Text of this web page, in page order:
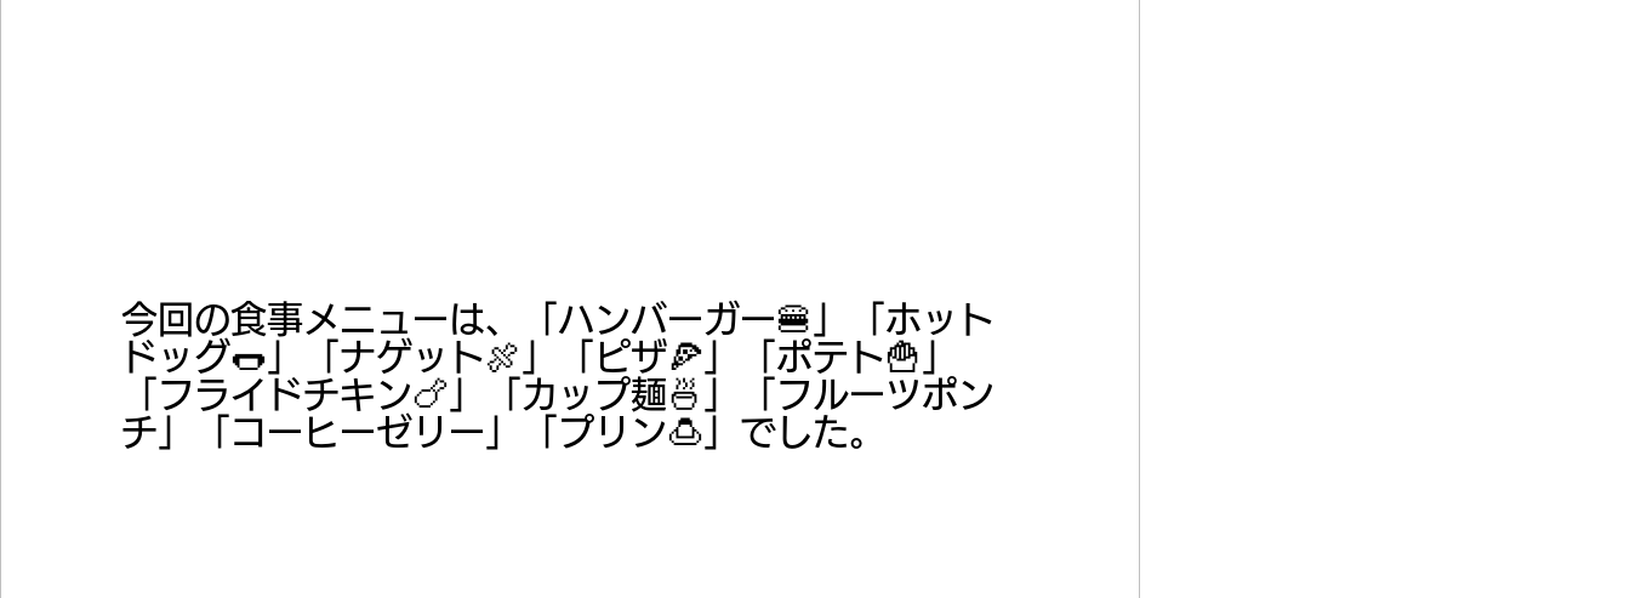
今回の食事メニューは、「ハンバーガー🍔」「ホット
ドッグ🌭」「ナゲット🍖」「ピザ🍕」「ポテト🍟」
「フライドチキン🍗」「カップ麺🍜」「フルーツポン
チ」「コーヒーゼリー」「プリン🍮」でした。